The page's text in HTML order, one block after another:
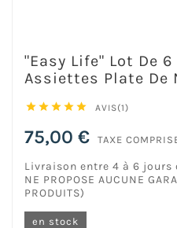
"Easy Life" Lot De 6
Assiettes Plate De
     AVIS(1)
75,00 € TAXE
Livraison entre 4 à 6 jours
NE PROPOSE AUCUNE
PRODUITS)
en stock